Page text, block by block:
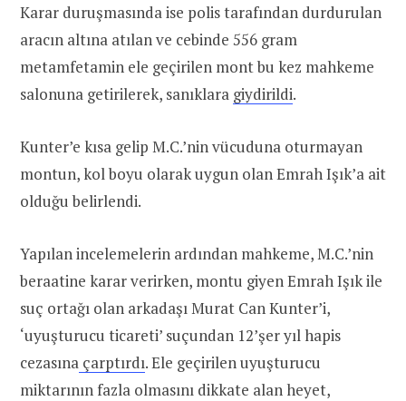
Karar duruşmasında ise polis tarafından durdurulan
aracın altına atılan ve cebinde 556 gram
metamfetamin ele geçirilen mont bu kez mahkeme
salonuna getirilerek, sanıklara giydirildi.
Kunter’e kısa gelip M.C.’nin vücuduna oturmayan
montun, kol boyu olarak uygun olan Emrah Işık’a ait
olduğu belirlendi.
Yapılan incelemelerin ardından mahkeme, M.C.’nin
beraatine karar verirken, montu giyen Emrah Işık ile
suç ortağı olan arkadaşı Murat Can Kunter’i,
‘uyuşturucu ticareti’ suçundan 12’şer yıl hapis
cezasına çarptırdı. Ele geçirilen uyuşturucu
miktarının fazla olmasını dikkate alan heyet,